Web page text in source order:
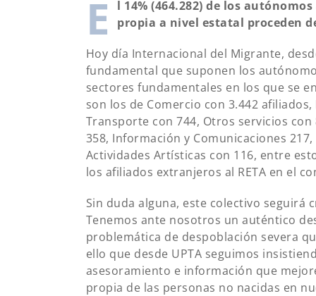
E
l 14% (464.282) de los
propia a nivel estatal proceden
Hoy día Internacional del Migrante,
fundamental que suponen los
sectores fundamentales en los que se
son los de Comercio con 3.442
Transporte con 744, Otros servicios
358, Información y Comunicaciones
Actividades Artísticas con 116, entre
los afiliados extranjeros al RETA en el
Sin duda alguna, este colectivo seguirá
Tenemos ante nosotros un auténtico
problemática de despoblación severa
ello que desde UPTA seguimos
asesoramiento e información que
propia de las personas no nacidas en